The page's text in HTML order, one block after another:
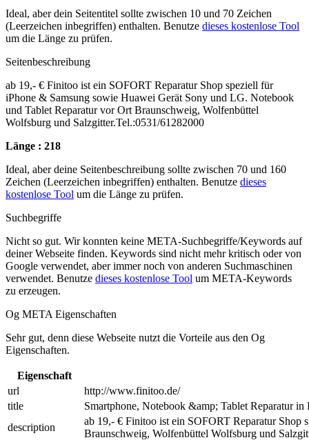
Ideal, aber dein Seitentitel sollte zwischen 10 und 70 Zeichen
(Leerzeichen inbegriffen) enthalten. Benutze dieses kostenlose Tool
um die Länge zu prüfen.
Seitenbeschreibung
ab 19,- € Finitoo ist ein SOFORT Reparatur Shop speziell für
iPhone & Samsung sowie Huawei Gerät Sony und LG. Notebook
und Tablet Reparatur vor Ort Braunschweig, Wolfenbüttel
Wolfsburg und Salzgitter.Tel.:0531/61282000
Länge : 218
Ideal, aber deine Seitenbeschreibung sollte zwischen 70 und 160
Zeichen (Leerzeichen inbegriffen) enthalten. Benutze dieses
kostenlose Tool um die Länge zu prüfen.
Suchbegriffe
Nicht so gut. Wir konnten keine META-Suchbegriffe/Keywords auf
deiner Webseite finden. Keywords sind nicht mehr kritisch oder von
Google verwendet, aber immer noch von anderen Suchmaschinen
verwendet. Benutze dieses kostenlose Tool um META-Keywords
zu erzeugen.
Og META Eigenschaften
Sehr gut, denn diese Webseite nutzt die Vorteile aus den Og
Eigenschaften.
Eigenschaft
url
http://www.finitoo.de/
title
Smartphone, Notebook &amp; Tablet Reparatur
description
ab 19,- € Finitoo ist ein SOFORT Reparatur
Braunschweig, Wolfenbüttel Wolfsburg und